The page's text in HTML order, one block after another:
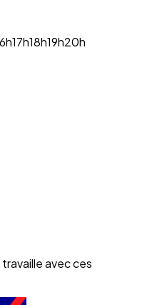
17h18h19h20h
avec ces